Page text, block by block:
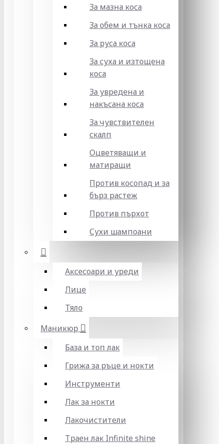
За мазна коса
За обем и тънка коса
За руса коса
За суха и изтощена
коса
За увредена и
накъсана коса
За чувствителен
скалп
Оцветяващи и
матиращи
Против косопад и за
бърз растеж
Против пърхот
Сухи шампоани
Аксесоари и уреди
Лице
Тяло
Маникюр
База и топ лак
Грижа за ръце и нокти
Инструменти
Лак за нокти
Лакочистители
Траен лак Infinite shine